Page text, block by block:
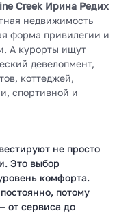
Creek Ирина Редих
недвижимость
форма привилегии и
А курорты ищут
девелопмент,
коттеджей,
спортивной и
не просто
Это выбор
комфорта.
потому
от сервиса до